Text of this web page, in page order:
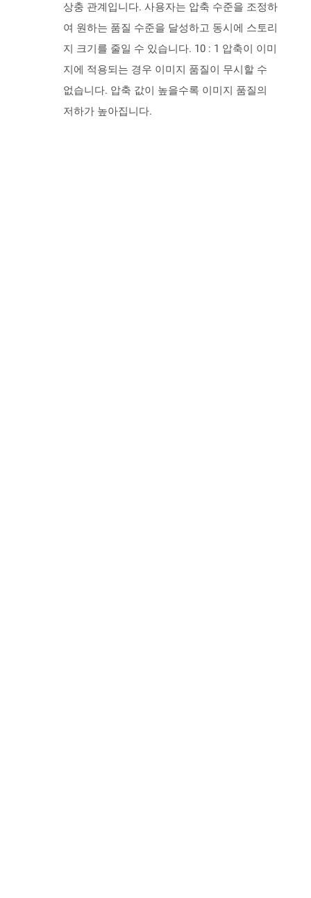
상충 관계입니다. 사용자는 압축 수준을 조정하
여 원하는 품질 수준을 달성하고 동시에 스토리
지 크기를 줄일 수 있습니다. 10 : 1 압축이 이미
지에 적용되는 경우 이미지 품질이 무시할 수
없습니다. 압축 값이 높을수록 이미지 품질의
저하가 높아집니다.